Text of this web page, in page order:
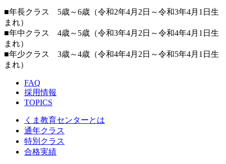
■年長クラス 5歳～6歳（令和2年4月2日～令和3年4月1日生
まれ）
■年中クラス 4歳～5歳（令和3年4月2日～令和4年4月1日生
まれ）
■年少クラス 3歳～4歳（令和4年4月2日～令和5年4月1日生
まれ）
FAQ
採用情報
TOPICS
くま教育センターとは
通年クラス
特別クラス
合格実績